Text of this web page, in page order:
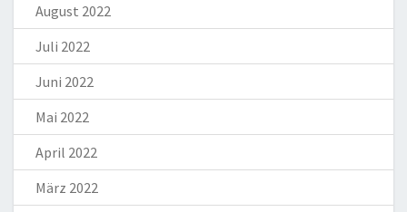
August 2022
Juli 2022
Juni 2022
Mai 2022
April 2022
März 2022